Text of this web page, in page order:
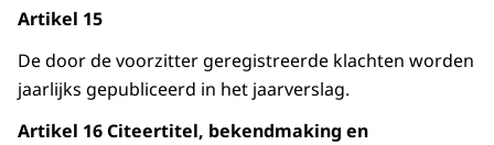
Artikel 15
De door de voorzitter geregistreerde klachten worden
jaarlijks gepubliceerd in het jaarverslag.
Artikel 16 Citeertitel, bekendmaking en